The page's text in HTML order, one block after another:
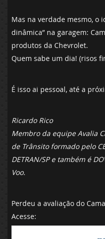
Mas na verdade mesmo, o
dinâmica” na garagem:
produtos da Chevrolet.
Quem sabe um dia! (risos
É isso ai pessoal, até a
Ricardo Rico
Membro da equipe Avalia
de Trânsito formado pelo
DETRAN/SP e também é
Voo.
Perdeu a avaliação do
Acesse: